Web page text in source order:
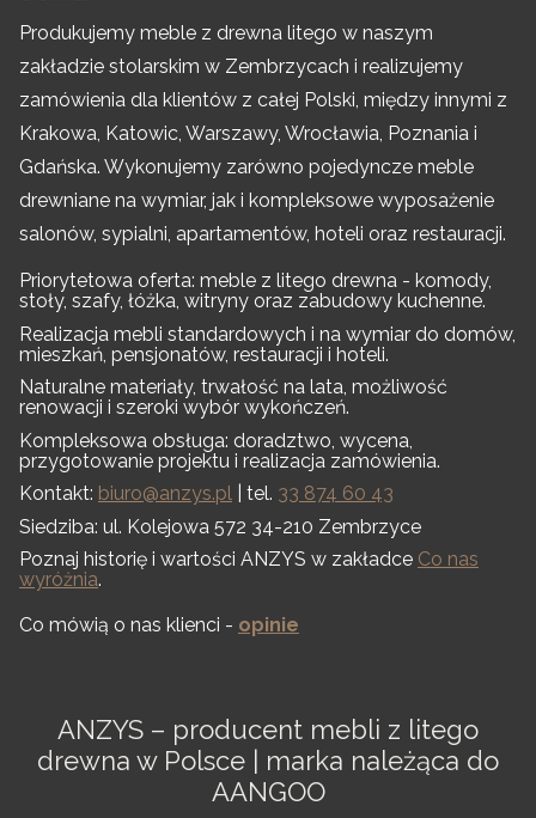
Produkujemy meble z drewna litego w naszym
zakładzie stolarskim w Zembrzycach i realizujemy
zamówienia dla klientów z całej Polski, między innymi z
Krakowa, Katowic, Warszawy, Wrocławia, Poznania i
Gdańska. Wykonujemy zarówno pojedyncze meble
drewniane na wymiar, jak i kompleksowe wyposażenie
salonów, sypialni, apartamentów, hoteli oraz restauracji.
Priorytetowa oferta: meble z litego drewna - komody,
stoły, szafy, łóżka, witryny oraz zabudowy kuchenne.
Realizacja mebli standardowych i na wymiar do domów,
mieszkań, pensjonatów, restauracji i hoteli.
Naturalne materiały, trwałość na lata, możliwość
renowacji i szeroki wybór wykończeń.
Kompleksowa obsługa: doradztwo, wycena,
przygotowanie projektu i realizacja zamówienia.
Kontakt: biuro@anzys.pl | tel. 33 874 60 43
Siedziba: ul. Kolejowa 572 34-210 Zembrzyce
Poznaj historię i wartości ANZYS w zakładce Co nas
wyróżnia.
Co mówią o nas klienci - opinie
ANZYS – producent mebli z litego
drewna w Polsce | marka należąca do
AANGOO